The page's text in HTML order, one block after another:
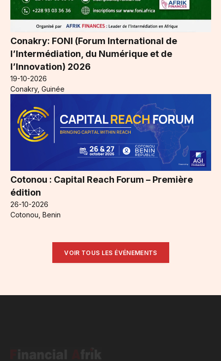
Conakry: FONI (Forum International de
l’Intermédiation, du Numérique et de
l’Innovation) 2026
19-10-2026
Conakry, Guinée
Cotonou : Capital Reach Forum – Première
édition
26-10-2026
Cotonou, Benin
VOIR TOUS LES ÉVÉNEMENTS